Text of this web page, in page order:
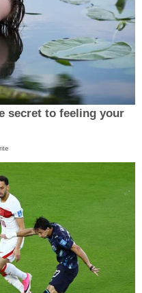
secret to feeling your